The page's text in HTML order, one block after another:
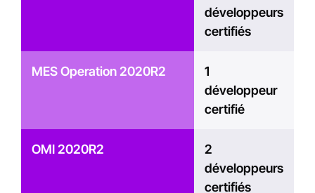
développeurs
certifiés
MES Operation 2020R2
1
développeur
certifié
OMI 2020R2
2
développeurs
certifiés